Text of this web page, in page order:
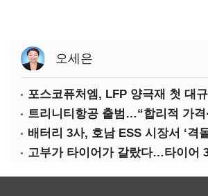
오세은
배터리 3사, 호남 ESS 시장서 ‘격